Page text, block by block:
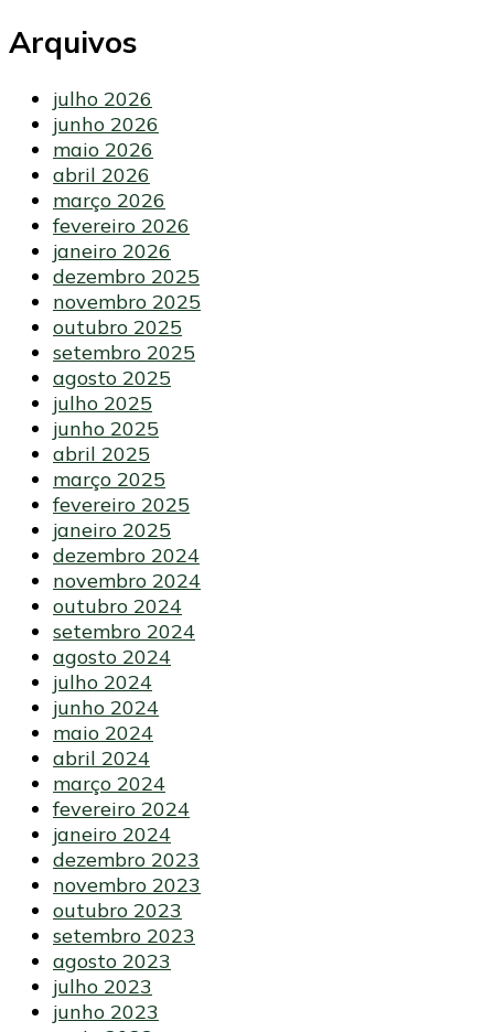
Arquivos
julho 2026
junho 2026
maio 2026
abril 2026
março 2026
fevereiro 2026
janeiro 2026
dezembro 2025
novembro 2025
outubro 2025
setembro 2025
agosto 2025
julho 2025
junho 2025
abril 2025
março 2025
fevereiro 2025
janeiro 2025
dezembro 2024
novembro 2024
outubro 2024
setembro 2024
agosto 2024
julho 2024
junho 2024
maio 2024
abril 2024
março 2024
fevereiro 2024
janeiro 2024
dezembro 2023
novembro 2023
outubro 2023
setembro 2023
agosto 2023
julho 2023
junho 2023